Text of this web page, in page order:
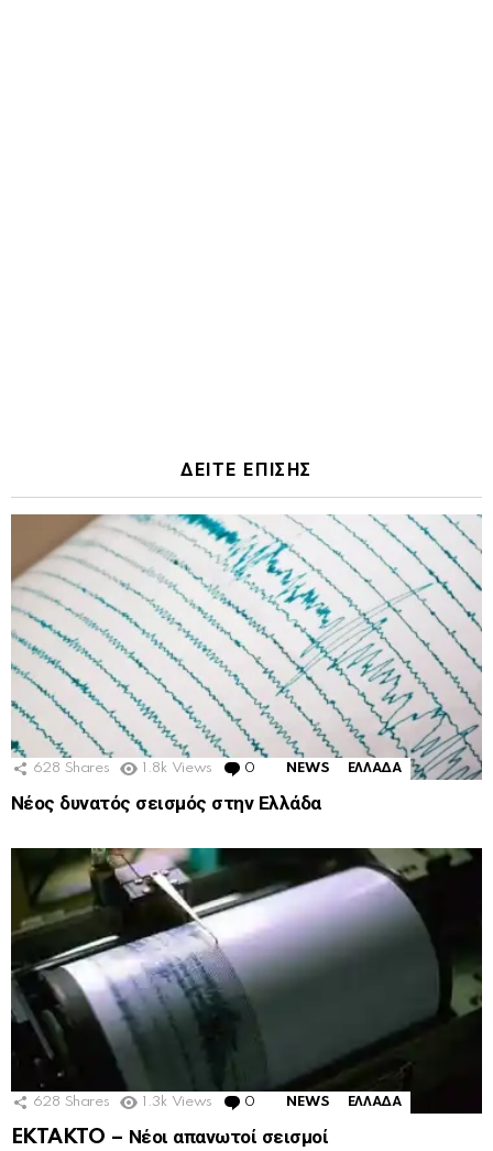
ΔΕΙΤΕ ΕΠΙΣΗΣ
628 Shares 1.8k Views 0 Comments
NEWS ΕΛΛΑΔΑ
Νέος δυνατός σεισμός στην Ελλάδα
628 Shares 1.3k Views 0 Comments
NEWS ΕΛΛΑΔΑ
EKTAKTO – Νέοι απανωτоί σεισμοί